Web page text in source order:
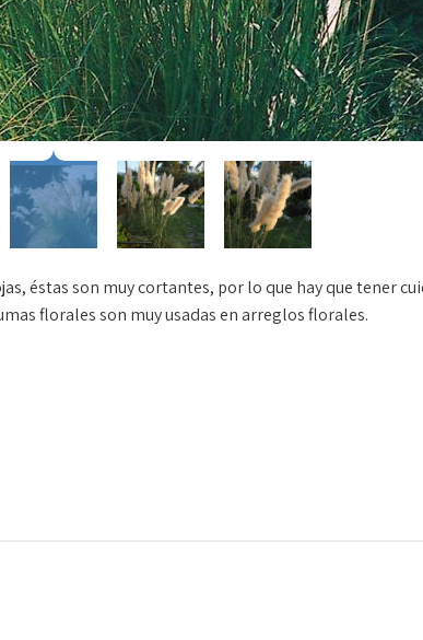
éstas son muy cortantes, por lo que hay que tener
florales son muy usadas en arreglos florales.